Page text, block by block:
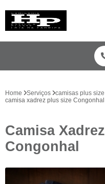
Home Serviços camisas plus size
camisa xadrez plus size Congonhal
Camisa
Congonhal